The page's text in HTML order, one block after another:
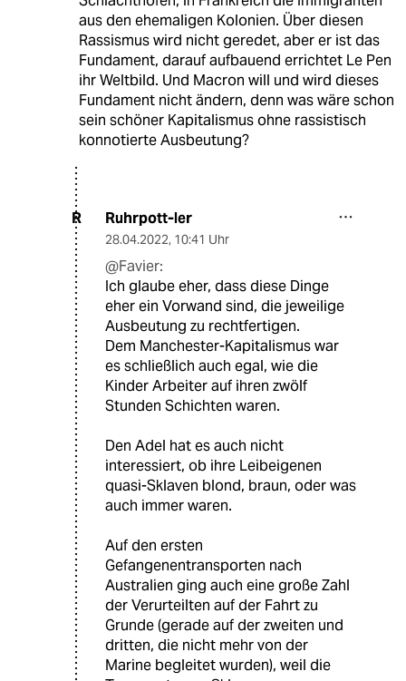
aus den ehemaligen Kolonien. Über diesen
Rassismus wird nicht geredet, aber er ist das
Fundament, darauf aufbauend errichtet Le Pen
ihr Weltbild. Und Macron will und wird dieses
Fundament nicht ändern, denn was wäre schon
sein schöner Kapitalismus ohne rassistisch
konnotierte Ausbeutung?
R Ruhrpott-ler
28.04.2022, 10:41 Uhr
@Favier:
Ich glaube eher, dass diese Dinge
eher ein Vorwand sind, die jeweilige
Ausbeutung zu rechtfertigen.
Dem Manchester-Kapitalismus war
es schließlich auch egal, wie die
Kinder Arbeiter auf ihren zwölf
Stunden Schichten waren.
Den Adel hat es auch nicht
interessiert, ob ihre Leibeigenen
quasi-Sklaven blond, braun, oder was
auch immer waren.
Auf den ersten
Gefangenentransporten nach
Australien ging auch eine große Zahl
der Verurteilten auf der Fahrt zu
Grunde (gerade auf der zweiten und
dritten, die nicht mehr von der
Marine begleitet wurden), weil die